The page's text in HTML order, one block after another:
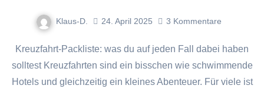
Klaus-D. 24. April 2025 3 Kommentare
Kreuzfahrt-Packliste: was du auf jeden Fall dabei haben
solltest Kreuzfahrten sind ein bisschen wie schwimmende
Hotels und gleichzeitig ein kleines Abenteuer. Für viele ist